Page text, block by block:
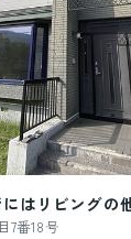
はリビングの
7番18号